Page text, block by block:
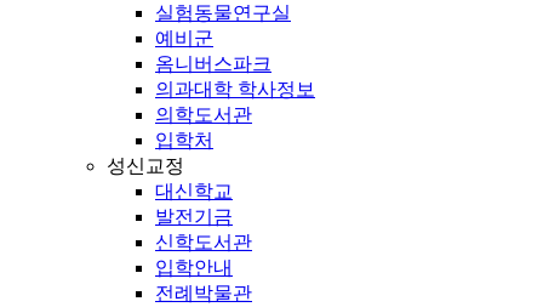
실험동물연구실
예비군
옴니버스파크
의과대학 학사정보
의학도서관
입학처
성신교정
대신학교
발전기금
신학도서관
입학안내
전례박물관